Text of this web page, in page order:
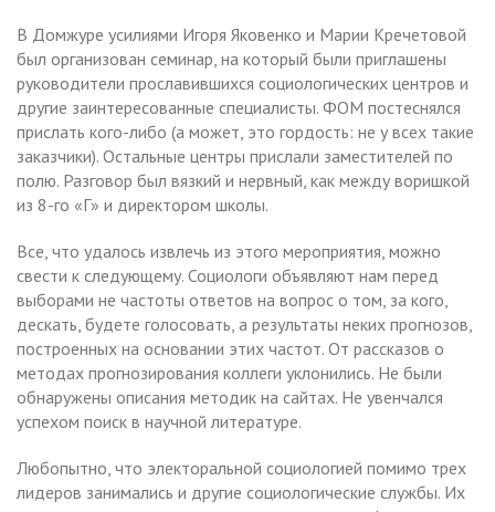
В Домжуре усилиями Игоря Яковенко и Марии Кречетовой
был организован семинар, на который были приглашены
руководители прославившихся социологических центров и
другие заинтересованные специалисты. ФОМ постеснялся
прислать кого-либо (а может, это гордость: не у всех такие
заказчики). Остальные центры прислали заместителей по
полю. Разговор был вязкий и нервный, как между воришкой
из 8-го «Г» и директором школы.
Все, что удалось извлечь из этого мероприятия, можно
свести к следующему. Социологи объявляют нам перед
выборами не частоты ответов на вопрос о том, за кого,
дескать, будете голосовать, а результаты неких прогнозов,
построенных на основании этих частот. От рассказов о
методах прогнозирования коллеги уклонились. Не были
обнаружены описания методик на сайтах. Не увенчался
успехом поиск в научной литературе.
Любопытно, что электоральной социологией помимо трех
лидеров занимались и другие социологические службы. Их